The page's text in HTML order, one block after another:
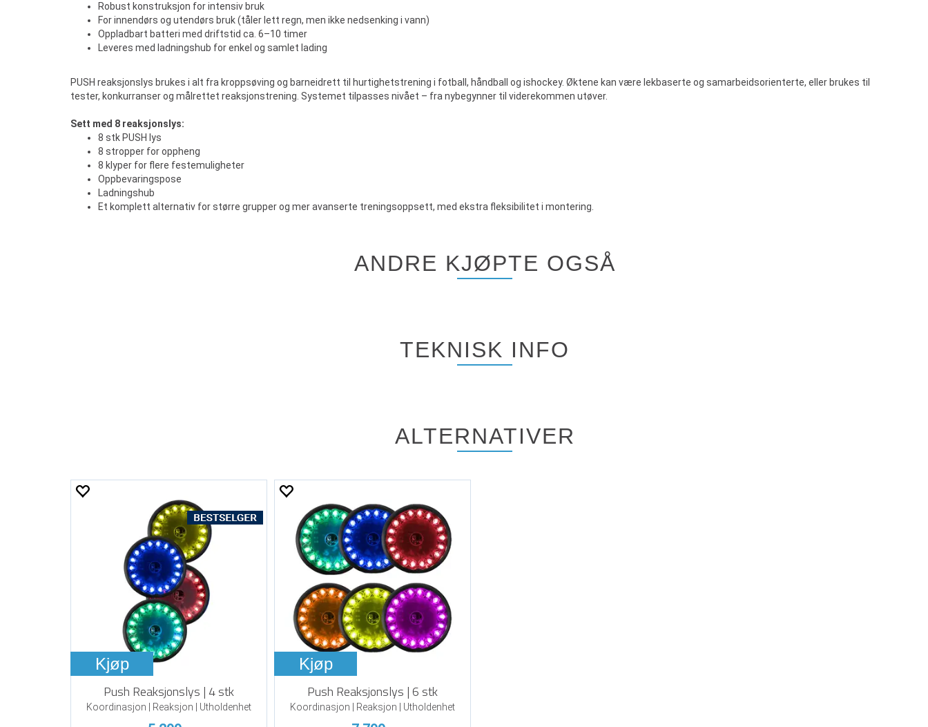
Robust konstruksjon for intensiv bruk
For innendørs og utendørs bruk (tåler lett regn, men ikke nedsenking i vann)
Oppladbart batteri med driftstid ca. 6–10 timer
Leveres med ladningshub for enkel og samlet lading
PUSH reaksjonslys brukes i alt fra kroppsøving og barneidrett til hurtighetstrening i fotball, håndball og ishockey. Øktene kan være lekbaserte og samarbeidsorienterte, eller brukes til
tester, konkurranser og målrettet reaksjonstrening. Systemet tilpasses nivået – fra nybegynner til viderekommen utøver.
Sett med 8 reaksjonslys:
8 stk PUSH lys
8 stropper for oppheng
8 klyper for flere festemuligheter
Oppbevaringspose
Ladningshub
Et komplett alternativ for større grupper og mer avanserte treningsoppsett, med ekstra fleksibilitet i montering.
ANDRE KJØPTE OGSÅ
TEKNISK INFO
ALTERNATIVER
Kjøp
Push Reaksjonslys | 4 stk
Koordinasjon | Reaksjon | Utholdenhet
Kjøp
Push Reaksjonslys | 6 stk
Koordinasjon | Reaksjon | Utholdenhet